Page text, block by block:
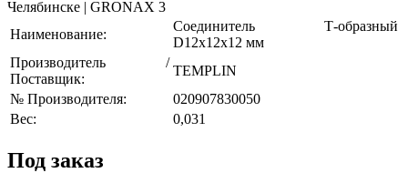
Наименование:
Соединитель Т-образный
D12x12x12 мм
Производитель /
Поставщик:
TEMPLIN
№ Производителя:
020907830050
Вес:
0,031
Под заказ